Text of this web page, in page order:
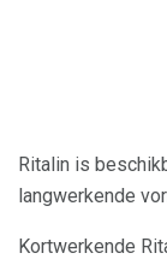
Ritalin is
langwerkende
Kortwerkende